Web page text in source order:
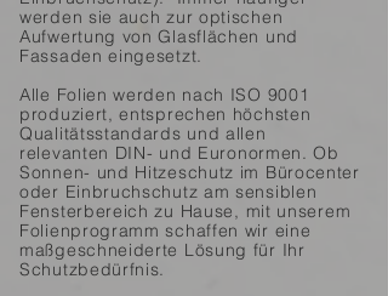
werden sie auch zur optischen
Aufwertung von Glasflächen und
Fassaden eingesetzt.
Alle Folien werden nach ISO 9001
produziert, entsprechen höchsten
Qualitätsstandards und allen
relevanten DIN- und Euronormen. Ob
Sonnen- und Hitzeschutz im Bürocenter
oder Einbruchschutz am sensiblen
Fensterbereich zu Hause, mit unserem
Folienprogramm schaffen wir eine
maßgeschneiderte Lösung für Ihr
Schutzbedürfnis.